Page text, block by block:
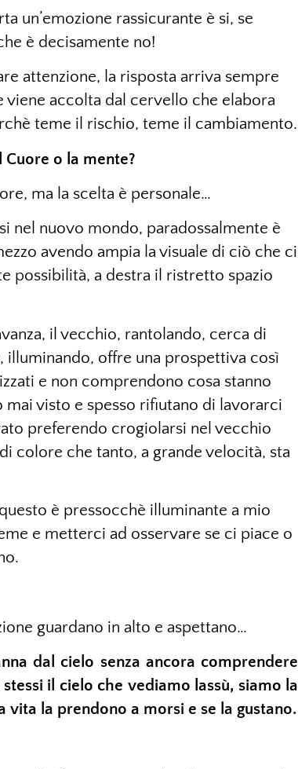
un’emozione rassicurante è si, se
è decisamente no!
attenzione, la risposta arriva sempre
accolta dal cervello che elabora
teme il rischio, teme il cambiamento.
o la mente?
ma la scelta è personale…
nel nuovo mondo, paradossalmente è
avendo ampia la visuale di ciò che ci
possibilità, a destra il ristretto spazio
il vecchio, rantolando, cerca di
offre una prospettiva così
e non comprendono cosa stanno
visto e spesso rifiutano di lavorarci
preferendo crogiolarsi nel vecchio
colore che tanto, a grande velocità, sta
è pressocchè illuminante a mio
e metterci ad osservare se ci piace o
guardano in alto e aspettano…
dal cielo senza ancora comprendere
il cielo che vediamo lassù, siamo la
la prendono a morsi e se la gustano.